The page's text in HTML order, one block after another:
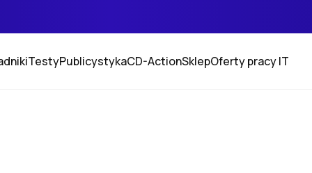
TestyPublicystykaCD-ActionSklepOferty pracy IT